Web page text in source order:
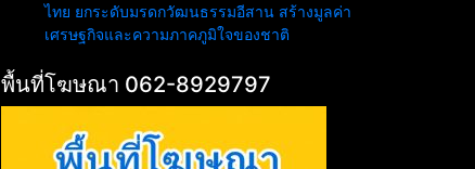
ไทย ยกระดับมรดกวัฒนธรรมอีสาน สร้างมูลค่า
เศรษฐกิจและความภาคภูมิใจของชาติ
พื้นที่โฆษณา 062-8929797